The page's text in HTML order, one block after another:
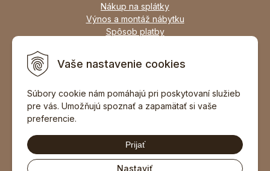
Vaše nastavenie cookies
Súbory cookie nám pomáhajú pri poskytovaní služieb
pre vás. Umožňujú spoznať a zapamätať si vaše
preferencie.
Prijať
Nastaviť
Nákup na splátky
Výnos a montáž nábytku
Spôsob platby
Zariadime všetky typy interiérov
DOPORUČIŤ ZNÁMEMU